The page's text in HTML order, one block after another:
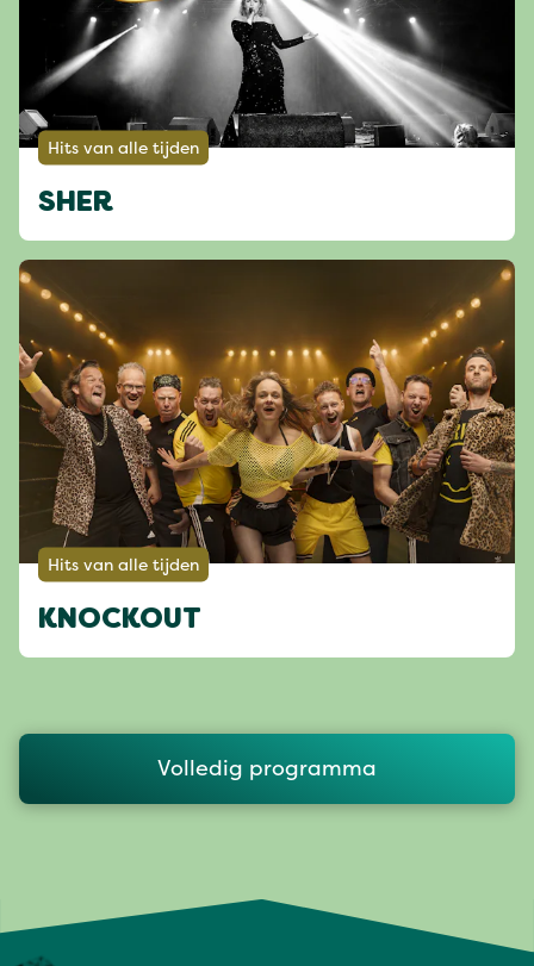
Hits van alle tijden
SHER
Hits van alle tijden
KNOCKOUT
Volledig programma